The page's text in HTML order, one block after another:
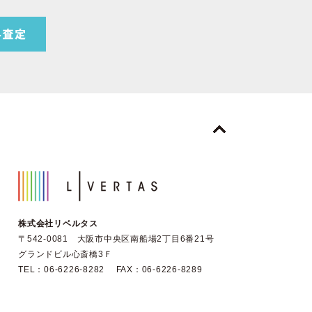
株式会社リベルタス
〒542-0081 大阪市中央区南船場2丁目6番21号
グランドビル心斎橋3Ｆ
TEL：06-6226-8282 FAX：06-6226-8289